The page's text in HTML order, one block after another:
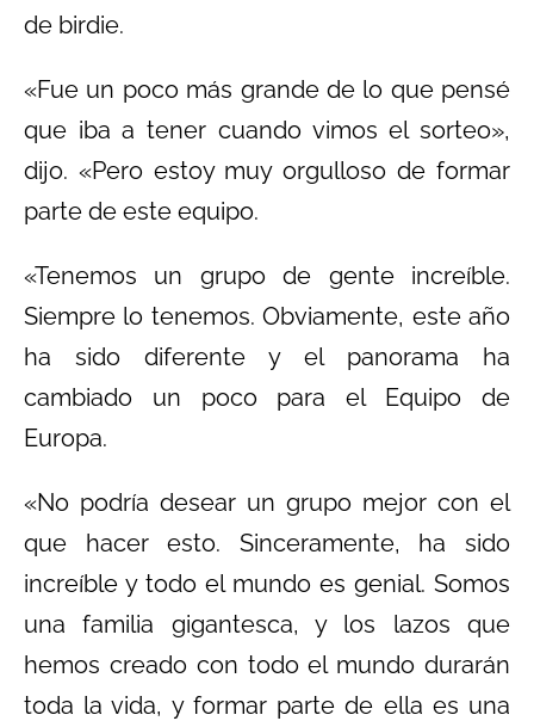
de birdie.
«Fue un poco más grande de lo que pensé
que iba a tener cuando vimos el sorteo»,
dijo. «Pero estoy muy orgulloso de formar
parte de este equipo.
«Tenemos un grupo de gente increíble.
Siempre lo tenemos. Obviamente, este año
ha sido diferente y el panorama ha
cambiado un poco para el Equipo de
Europa.
«No podría desear un grupo mejor con el
que hacer esto. Sinceramente, ha sido
increíble y todo el mundo es genial. Somos
una familia gigantesca, y los lazos que
hemos creado con todo el mundo durarán
toda la vida, y formar parte de ella es una